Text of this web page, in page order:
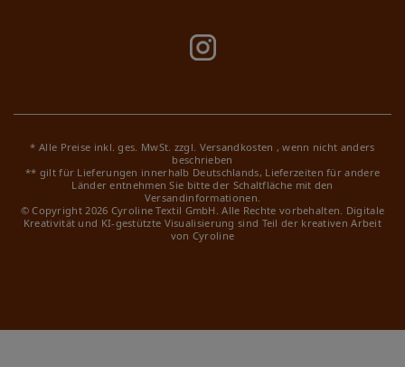
* Alle Preise inkl. ges. MwSt. zzgl. Versandkosten , wenn nicht anders
beschrieben
** gilt für Lieferungen innerhalb Deutschlands, Lieferzeiten für andere
Länder entnehmen Sie bitte der Schaltfläche mit den
Versandinformationen.
© Copyright 2026 Cyroline Textil GmbH. Alle Rechte vorbehalten. Digitale
Kreativität und KI-gestützte Visualisierung sind Teil der kreativen Arbeit
von Cyroline